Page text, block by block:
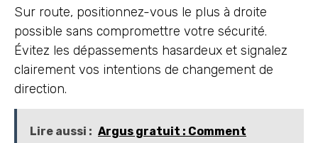
Sur route, positionnez-vous le plus à droite
possible sans compromettre votre sécurité.
Évitez les dépassements hasardeux et signalez
clairement vos intentions de changement de
direction.
Lire aussi : Argus gratuit : Comment